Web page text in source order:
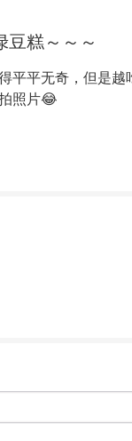
豆糕～～～
平平无奇，但是越
照片😂